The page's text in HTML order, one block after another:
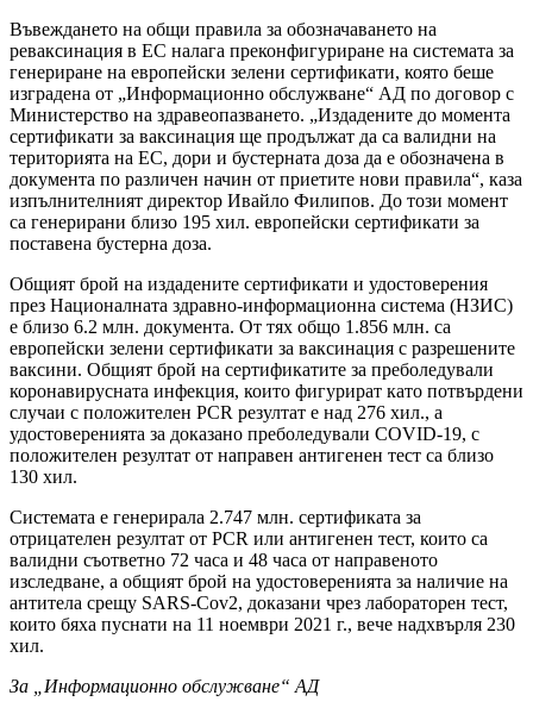
Въвеждането на общи правила за обозначаването на
реваксинация в ЕС налага преконфигуриране на системата за
генериране на европейски зелени сертификати, която беше
изградена от „Информационно обслужване“ АД по договор с
Министерство на здравеопазването. „Издадените до момента
сертификати за ваксинация ще продължат да са валидни на
територията на ЕС, дори и бустерната доза да е обозначена в
документа по различен начин от приетите нови правила“, каза
изпълнителният директор Ивайло Филипов. До този момент
са генерирани близо 195 хил. европейски сертификати за
поставена бустерна доза.
Общият брой на издадените сертификати и удостоверения
през Националната здравно-информационна система (НЗИС)
е близо 6.2 млн. документа. От тях общо 1.856 млн. са
европейски зелени сертификати за ваксинация с разрешените
ваксини. Общият брой на сертификатите за преболедували
коронавирусната инфекция, които фигурират като потвърдени
случаи с положителен PCR резултат е над 276 хил., а
удостоверенията за доказано преболедували COVID-19, с
положителен резултат от направен антигенен тест са близо
130 хил.
Системата е генерирала 2.747 млн. сертификата за
отрицателен резултат от PCR или антигенен тест, които са
валидни съответно 72 часа и 48 часа от направеното
изследване, а общият брой на удостоверенията за наличие на
антитела срещу SARS-Cov2, доказани чрез лабораторен тест,
които бяха пуснати на 11 ноември 2021 г., вече надхвърля 230
хил.
За „Информационно обслужване“ АД